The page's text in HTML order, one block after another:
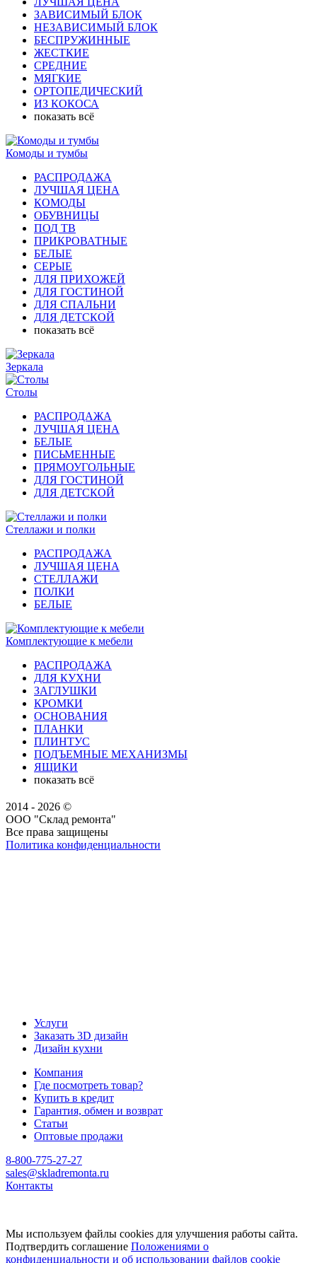
ЗАВИСИМЫЙ БЛОК
НЕЗАВИСИМЫЙ БЛОК
БЕСПРУЖИННЫЕ
ЖЕСТКИЕ
СРЕДНИЕ
МЯГКИЕ
ОРТОПЕДИЧЕСКИЙ
ИЗ КОКОСА
показать всё
Комоды и тумбы
РАСПРОДАЖА
ЛУЧШАЯ ЦЕНА
КОМОДЫ
ОБУВНИЦЫ
ПОД ТВ
ПРИКРОВАТНЫЕ
БЕЛЫЕ
СЕРЫЕ
ДЛЯ ПРИХОЖЕЙ
ДЛЯ ГОСТИНОЙ
ДЛЯ СПАЛЬНИ
ДЛЯ ДЕТСКОЙ
показать всё
Зеркала
Столы
РАСПРОДАЖА
ЛУЧШАЯ ЦЕНА
БЕЛЫЕ
ПИСЬМЕННЫЕ
ПРЯМОУГОЛЬНЫЕ
ДЛЯ ГОСТИНОЙ
ДЛЯ ДЕТСКОЙ
Стеллажи и полки
РАСПРОДАЖА
ЛУЧШАЯ ЦЕНА
СТЕЛЛАЖИ
ПОЛКИ
БЕЛЫЕ
Комплектующие к мебели
РАСПРОДАЖА
ДЛЯ КУХНИ
ЗАГЛУШКИ
КРОМКИ
ОСНОВАНИЯ
ПЛАНКИ
ПЛИНТУС
ПОДЪЕМНЫЕ МЕХАНИЗМЫ
ЯЩИКИ
показать всё
2014 - 2026 ©
ООО "Склад ремонта"
Все права защищены
Политика конфиденциальности
Услуги
Заказать 3D дизайн
Дизайн кухни
Компания
Где посмотреть товар?
Купить в кредит
Гарантия, обмен и возврат
Статьи
Оптовые продажи
8-800-775-27-27
sales@skladremonta.ru
Контакты
Мы используем файлы cookies для улучшения работы сайта.
Подтвердить соглашение Положениями о
конфиденциальности и об использовании файлов cookie